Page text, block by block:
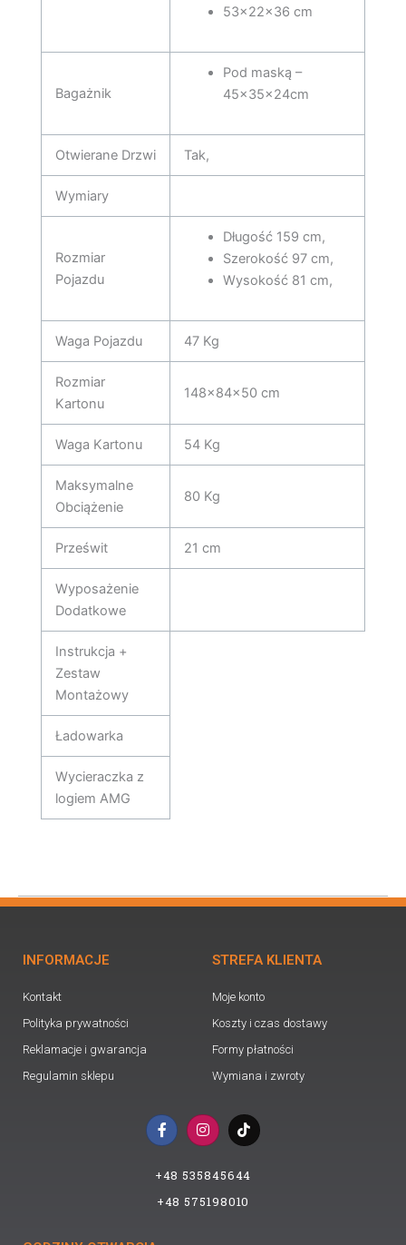
53x22x36 cm
Bagażnik
Pod maską –
45x35x24cm
Otwierane Drzwi Tak,
Wymiary
Rozmiar
Pojazdu
Długość 159 cm,
Szerokość 97 cm,
Wysokość 81 cm,
Waga Pojazdu 47 Kg
Rozmiar
Kartonu
148x84x50 cm
Waga Kartonu 54 Kg
Maksymalne
Obciążenie
80 Kg
Prześwit 21 cm
Wyposażenie
Dodatkowe
Instrukcja +
Zestaw
Montażowy
Ładowarka
Wycieraczka z
logiem AMG
INFORMACJE
Kontakt
Polityka prywatności
Reklamacje i gwarancja
Regulamin sklepu
STREFA KLIENTA
Moje konto
Koszty i czas dostawy
Formy płatności
Wymiana i zwroty
F
a
c
b
o
I
n
s
a
g
r
T
i
k
o
+48 535845644
+48 575198010